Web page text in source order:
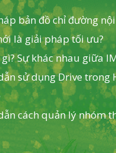
bản đồ chỉ đường
là giải pháp tối ưu?
Sự khác nhau giữa
sử dụng Drive trong
cách quản lý nhóm